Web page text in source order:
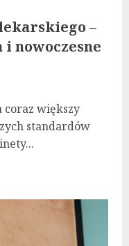
–
nowoczesne
coraz większy
standardów